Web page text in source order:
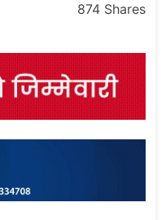
874 Shares